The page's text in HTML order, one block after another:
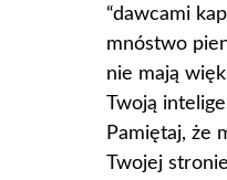
“dawcami
mnóstwo
nie mają
Twoją
Pamiętaj, że
Twojej